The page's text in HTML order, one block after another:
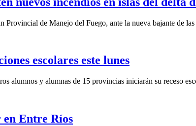
Provincial de Manejo del Fuego, ante la nueva bajante de
escolares este lunes
alumnos y alumnas de 15 provincias iniciarán su receso
Entre Ríos